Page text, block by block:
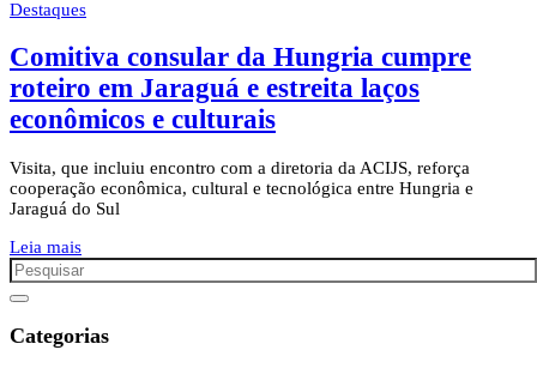
Destaques
Comitiva consular da Hungria cumpre
roteiro em Jaraguá e estreita laços
econômicos e culturais
Visita, que incluiu encontro com a diretoria da ACIJS, reforça
cooperação econômica, cultural e tecnológica entre Hungria e
Jaraguá do Sul
Leia mais
Categorias